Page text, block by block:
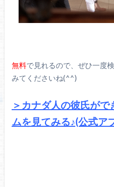
無料で見れるので、ぜひ一度
みてくださいね(^^)
＞カナダ人の彼氏が
ムを見てみる♪(公式ア